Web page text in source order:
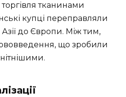
тканинами
купці переправляли
до Європи. Між тим,
що зробили